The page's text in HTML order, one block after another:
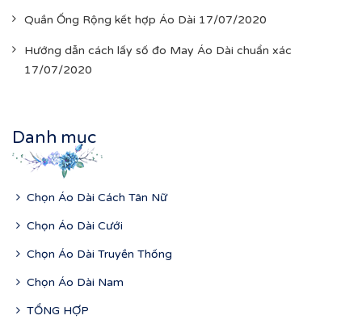
Quần Ống Rộng kết hợp Áo Dài 17/07/2020
Hướng dẫn cách lấy số đo May Áo Dài chuẩn xác
17/07/2020
Danh mục
Chọn Áo Dài Cách Tân Nữ
Chọn Áo Dài Cưới
Chọn Áo Dài Truyền Thống
Chọn Áo Dài Nam
TỔNG HỢP